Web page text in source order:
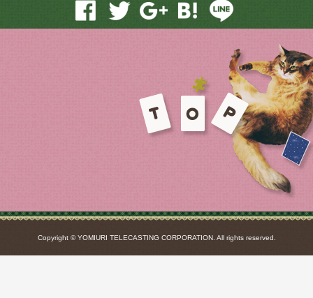
Copyright © YOMIURI TELECASTING CORPORATION. All rights reserved.